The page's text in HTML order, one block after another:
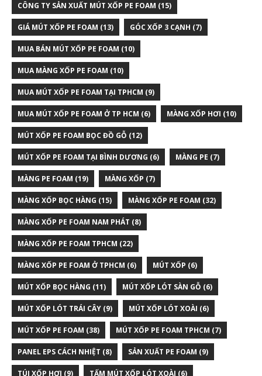
CÔNG TY SẢN XUẤT MÚT XỐP PE FOAM (15)
GIÁ MÚT XỐP PE FOAM (13) GÓC XỐP 3 CẠNH (7)
MUA BÁN MÚT XỐP PE FOAM (10)
MUA MÀNG XỐP PE FOAM (10)
MUA MÚT XỐP PE FOAM TẠI TPHCM (9)
MUA MÚT XỐP PE FOAM Ở TP HCM (6) MÀNG XỐP HƠI (10)
MÚT XỐP PE FOAM BỌC ĐỒ GỖ (12)
MÚT XỐP PE FOAM TẠI BÌNH DƯƠNG (6) MÀNG PE (7)
MÀNG PE FOAM (19) MÀNG XỐP (7)
MÀNG XỐP BỌC HÀNG (15) MÀNG XỐP PE FOAM (32)
MÀNG XỐP PE FOAM NAM PHÁT (8)
MÀNG XỐP PE FOAM TPHCM (22)
MÀNG XỐP PE FOAM Ở TPHCM (6) MÚT XỐP (6)
MÚT XỐP BỌC HÀNG (11) MÚT XỐP LÓT SÀN GỖ (6)
MÚT XỐP LÓT TRÁI CÂY (9) MÚT XỐP LÓT XOÀI (6)
MÚT XỐP PE FOAM (38) MÚT XỐP PE FOAM TPHCM (7)
PANEL EPS CÁCH NHIỆT (8) SẢN XUẤT PE FOAM (9)
TÚI XỐP HƠI (9) TẤM MÚT XỐP LÓT XOÀI (6)